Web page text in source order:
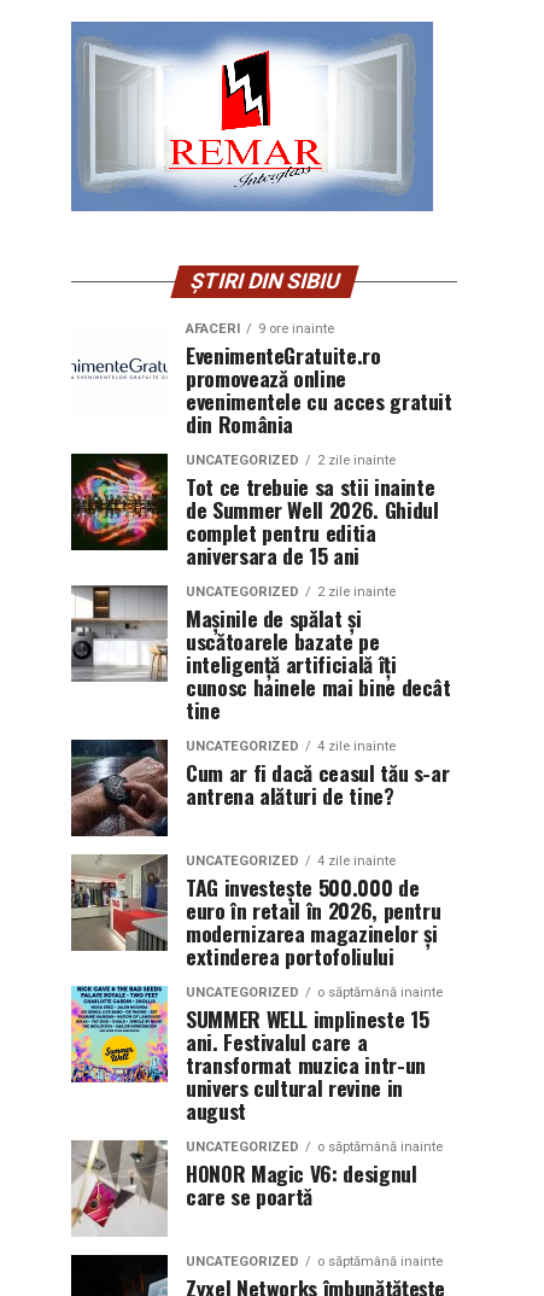
ȘTIRI DIN SIBIU
AFACERI 9 ore inainte
EvenimenteGratuite.ro
promovează online
evenimentele cu acces gratuit
din România
UNCATEGORIZED 2 zile inainte
Tot ce trebuie sa stii inainte
de Summer Well 2026. Ghidul
complet pentru editia
aniversara de 15 ani
UNCATEGORIZED 2 zile inainte
Mașinile de spălat și
uscătoarele bazate pe
inteligență artificială îți
cunosc hainele mai bine decât
tine
UNCATEGORIZED 4 zile inainte
Cum ar fi dacă ceasul tău s-ar
antrena alături de tine?
UNCATEGORIZED 4 zile inainte
TAG investește 500.000 de
euro în retail în 2026, pentru
modernizarea magazinelor și
extinderea portofoliului
UNCATEGORIZED o săptămână inainte
SUMMER WELL implineste 15
ani. Festivalul care a
transformat muzica intr-un
univers cultural revine in
august
UNCATEGORIZED o săptămână inainte
HONOR Magic V6: designul
care se poartă
UNCATEGORIZED o săptămână inainte
Zyxel Networks îmbunătățește